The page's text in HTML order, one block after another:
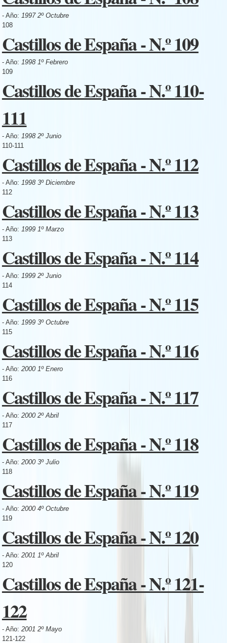
- Año: 1997 2º Octubre
108
Castillos de España - N.º 109
- Año: 1998 1º Febrero
109
Castillos de España - N.º 110-
111
- Año: 1998 2º Junio
110-111
Castillos de España - N.º 112
- Año: 1998 3º Diciembre
112
Castillos de España - N.º 113
- Año: 1999 1º Marzo
113
Castillos de España - N.º 114
- Año: 1999 2º Junio
114
Castillos de España - N.º 115
- Año: 1999 3º Octubre
115
Castillos de España - N.º 116
- Año: 2000 1º Enero
116
Castillos de España - N.º 117
- Año: 2000 2º Abril
117
Castillos de España - N.º 118
- Año: 2000 3º Julio
118
Castillos de España - N.º 119
- Año: 2000 4º Octubre
119
Castillos de España - N.º 120
- Año: 2001 1º Abril
120
Castillos de España - N.º 121-
122
- Año: 2001 2º Mayo
121-122